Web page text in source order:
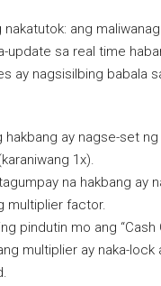
nakatutok: ang
update sa real time
ay nagsisilbing babala
hakbang ay nagse-set
1x).
na hakbang ay
multiplier factor.
pindutin mo ang “Cash
multiplier ay naka-lock